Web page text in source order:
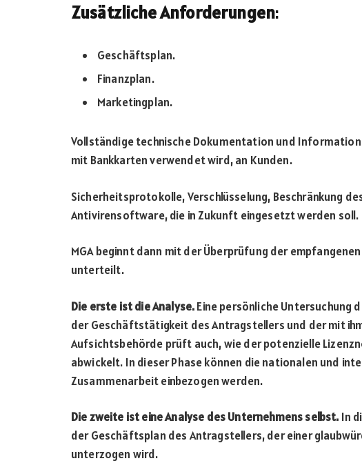
Zusätzliche Anforderungen:
Geschäftsplan.
Finanzplan.
Marketingplan.
Vollständige technische Dokumentation und
mit Bankkarten verwendet wird, an Kunden.
Sicherheitsprotokolle, Verschlüsselung, Beschränkung
Antivirensoftware, die in Zukunft eingesetzt werden soll.
MGA beginnt dann mit der Überprüfung der
unterteilt.
Die erste ist die Analyse.Eine persönliche Untersuchung
der Geschäftstätigkeit des Antragstellers und der mit
Aufsichtsbehörde prüft auch, wie der potenzielle
abwickelt. In dieser Phase können die nationalen und
Zusammenarbeit einbezogen werden.
Die zweite ist eine Analyse des Unternehmens selbst. In
der Geschäftsplan des Antragstellers, der einer
unterzogen wird.